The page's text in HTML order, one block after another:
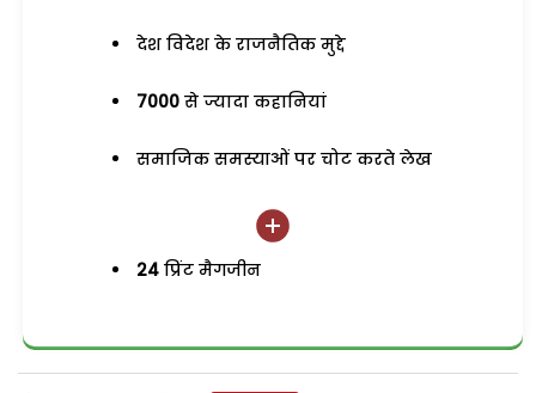
देश विदेश के राजनैतिक मुद्दे
7000 से ज्यादा कहानियां
समाजिक समस्याओं पर चोट करते लेख
24 प्रिंट मैगजीन